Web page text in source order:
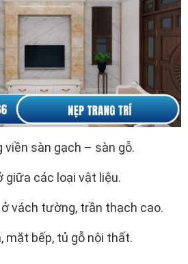
sàn gạch – sàn gỗ.
giữa các loại vật liệu.
vách tường, trần thạch cao.
mặt bếp, tủ gỗ nội thất.